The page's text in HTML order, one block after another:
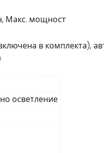
Макс. мощност
в комплекта),
осветление